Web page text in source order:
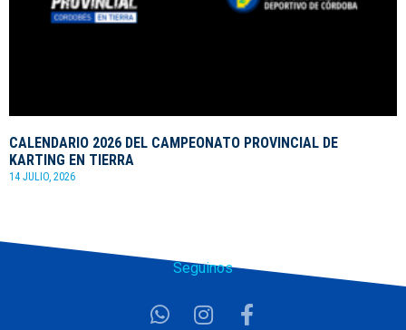
CALENDARIO 2026 DEL CAMPEONATO PROVINCIAL DE
KARTING EN TIERRA
14 JULIO, 2026
Seguinos